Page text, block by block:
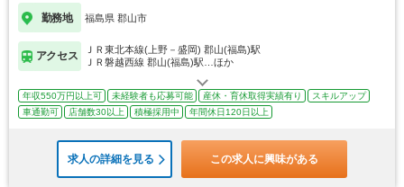
勤務地 福島県 郡山市
アクセス
ＪＲ東北本線(上野－盛岡) 郡山(福島)駅
ＪＲ磐越西線 郡山(福島)駅…ほか
年収550万円以上可 未経験者も応募可能 産休・育休取得実績有り
スキルアップ
車通勤可
店舗数30以上 積極採用中 年間休日120日以上
求人の詳細を見る この求人に興味がある